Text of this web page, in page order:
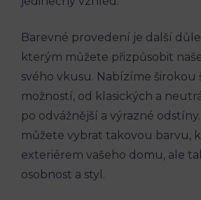
Barevné provedení je další
kterým můžete přizpůsobit
svého vkusu. Nabízíme
možností, od klasických a
po odvážnější a výrazné
můžete vybrat takovou barvu,
exteriérem vašeho domu, ale
osobnost a styl.